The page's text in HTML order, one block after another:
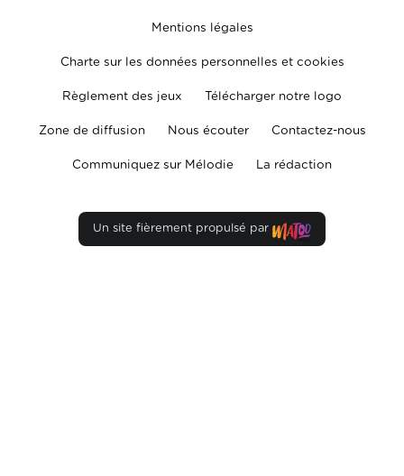
Mentions légales
Charte sur les données personnelles et cookies
Règlement des jeux Télécharger notre logo
Zone de diffusion Nous écouter Contactez-nous
Communiquez sur Mélodie La rédaction
Un site fièrement propulsé par